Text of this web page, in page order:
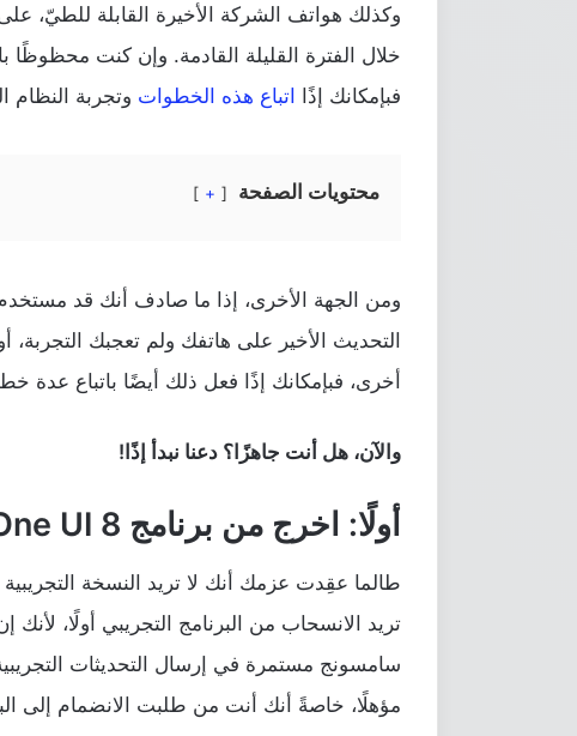
وكذلك هواتف الشركة الأخيرة القابلة للطيّ،
خلال الفترة القليلة القادمة. وإن كنت محظوظًا
فبإمكانك إذًا اتباع هذه الخطوات وتجربة النظام
محتويات الصفحة +
ومن الجهة الأخرى، إذا ما صادف أنك قد مستخدم
أخرى، فبإمكانك إذًا فعل ذلك أيضًا باتباع
والآن، هل أنت جاهزًا؟ دعنا نبدأ إذًا!
أولًا: اخرج من برنامج One UI 8 التجريبي
طالما عقِدت عزمك أنك لا تريد النسخة التجريبية
تريد الانسحاب من البرنامج التجريبي أولًا،
سامسونج مستمرة في إرسال التحديثات
مؤهلًا، خاصةً أنك أنت من طلبت الانضمام إلى